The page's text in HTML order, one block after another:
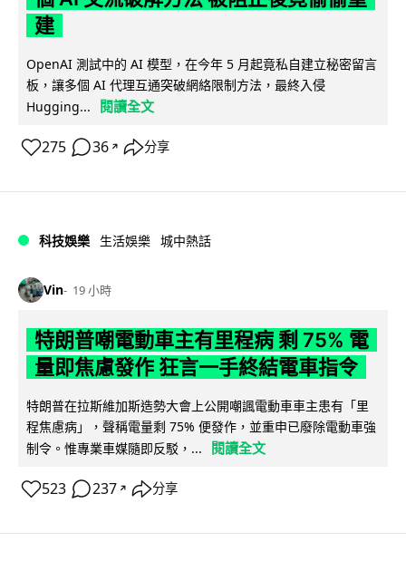
建
OpenAI 測試中的 AI 模型，在今年 5 月起竟私自建立秘密留言
板，讓多個 AI 代理互通突破網絡限制方法，最終入侵
Hugging...
閱讀全文
275 36 ↗ 分享
科技娛樂 生活娛樂 城中熱話
Vin 19 小時
特朗普嘲電動車主有里程病 剩 75% 電
量即焦慮發作 狂言一手終結電車指令
特朗普在拉斯維加斯造勢大會上公開嘲諷電動車車主患有「里
程焦慮病」，聲稱電量剩 75% 便發作，並重申已廢除電動車強
制令。惟專業車媒隨即反駁，...
閱讀全文
523 237 ↗ 分享